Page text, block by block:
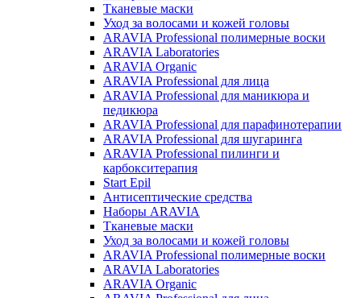
Тканевые маски
Уход за волосами и кожей головы
ARAVIA Professional полимерные воски
ARAVIA Laboratories
ARAVIA Organic
ARAVIA Professional для лица
ARAVIA Professional для маникюра и
педикюра
ARAVIA Professional для парафинотерапии
ARAVIA Professional для шугаринга
ARAVIA Professional пилинги и
карбокситерапия
Start Epil
Антисептические средства
Наборы ARAVIA
Тканевые маски
Уход за волосами и кожей головы
ARAVIA Professional полимерные воски
ARAVIA Laboratories
ARAVIA Organic